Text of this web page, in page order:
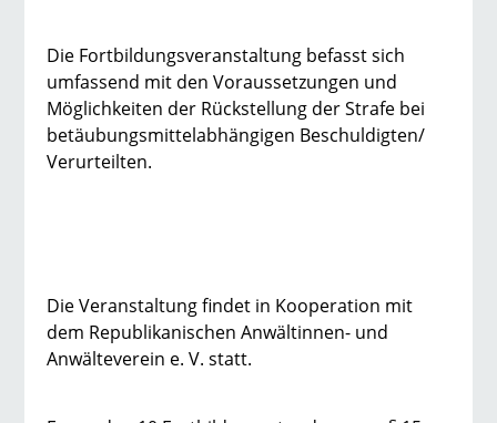
Die Fortbildungsveranstaltung befasst sich
umfassend mit den Voraussetzungen und
Möglichkeiten der Rückstellung der Strafe bei
betäubungsmittelabhängigen Beschuldigten/
Verurteilten.
Die Veranstaltung findet in Kooperation mit
dem Republikanischen Anwältinnen- und
Anwälteverein e. V. statt.